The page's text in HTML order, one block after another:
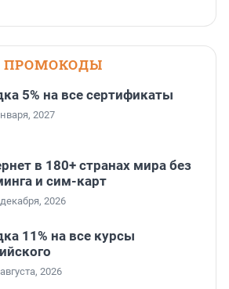
ПРОМОКОДЫ
5% на все сертификаты
2027
в 180+ странах мира без
и сим-карт
2026
11% на все курсы
2026